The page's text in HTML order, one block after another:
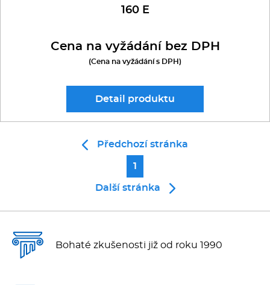
Stolní zařízení
Transport, výdej a regen.
Multifunkce - speciály
Vařiče a výrobníky těstovin
Nástroje
Vodní lázně
160 E
Cena na vyžádání bez DPH
(Cena na vyžádání s DPH)
Detail produktu
Předchozí stránka
1
Další stránka
Bohaté zkušenosti již od roku 1990